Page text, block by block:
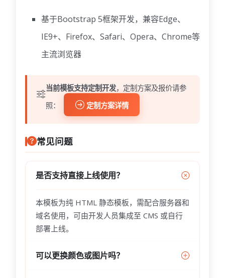
基于Bootstrap 5框架开发，兼容Edge、
IE9+、Firefox、Safari、Opera、Chrome等
主流浏览器
当前模板支持定制开发，定制方案及报价请参
照：
定制方案详情
常见问题
是否支持直接上线使用？
本模板为纯 HTML 静态模板，需配合服务器和
域名使用，可由开发人员集成至 CMS 或自行
部署上线。
可以更换颜色或图片吗？